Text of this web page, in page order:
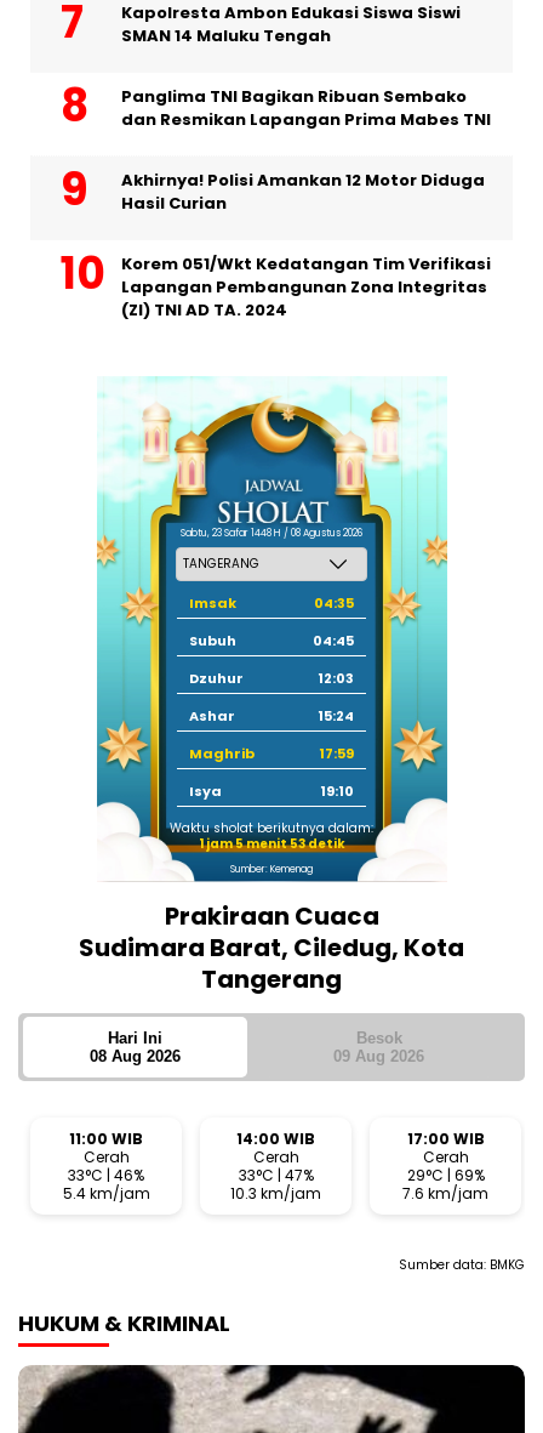
Kapolresta Ambon Edukasi Siswa Siswi
SMAN 14 Maluku Tengah
Panglima TNI Bagikan Ribuan Sembako
dan Resmikan Lapangan Prima Mabes TNI
Akhirnya! Polisi Amankan 12 Motor Diduga
Hasil Curian
Korem 051/Wkt Kedatangan Tim Verifikasi
Lapangan Pembangunan Zona Integritas
(ZI) TNI AD TA. 2024
Sabtu, 23 Safar 1448 H / 08 Agustus 2026
Imsak
04:35
Subuh
04:45
Dzuhur
12:03
Ashar
15:24
Maghrib
17:59
Isya
19:10
Waktu sholat berikutnya dalam:
1 jam 5 menit 53 detik
Sumber: Kemenag
Prakiraan Cuaca
Sudimara Barat, Ciledug, Kota
Tangerang
Hari Ini
08 Aug 2026
Besok
09 Aug 2026
11:00 WIB
Cerah
33°C | 46%
5.4 km/jam
14:00 WIB
Cerah
33°C | 47%
10.3 km/jam
17:00 WIB
Cerah
29°C | 69%
7.6 km/jam
Sumber data: BMKG
HUKUM & KRIMINAL